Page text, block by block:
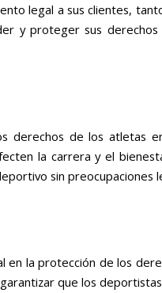
legal a sus clientes,
y proteger sus
de los atletas
la carrera y el
sin preocupaciones
en la protección de los
que los